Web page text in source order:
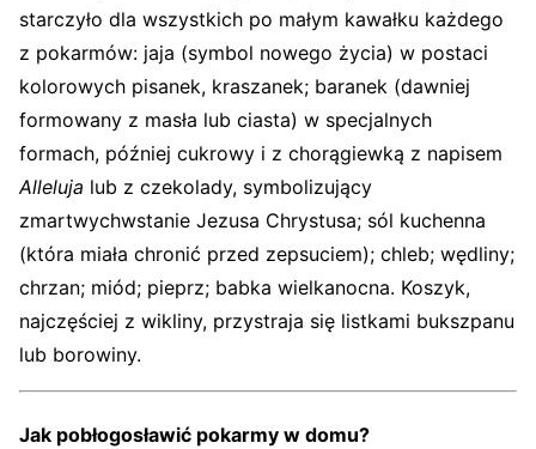
starczyło dla wszystkich po małym kawałku każdego
z pokarmów: jaja (symbol nowego życia) w postaci
kolorowych pisanek, kraszanek; baranek (dawniej
formowany z masła lub ciasta) w specjalnych
formach, później cukrowy i z chorągiewką z napisem
Alleluja lub z czekolady, symbolizujący
zmartwychwstanie Jezusa Chrystusa; sól kuchenna
(która miała chronić przed zepsuciem); chleb; wędliny;
chrzan; miód; pieprz; babka wielkanocna. Koszyk,
najczęściej z wikliny, przystraja się listkami bukszpanu
lub borowiny.
Jak pobłogosławić pokarmy w domu?